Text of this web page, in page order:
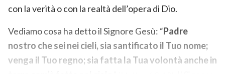
con la verità o con la realtà dell’opera di Dio.
Vediamo cosa ha detto il Signore Gesù: “Padre
nostro che sei nei cieli, sia santificato il Tuo nome;
venga il Tuo regno; sia fatta la Tua volontà anche in